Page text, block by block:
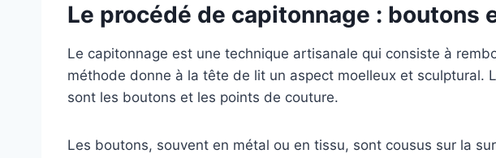
Le procédé de capitonnage : boutons
Le capitonnage est une technique artisanale qui consiste à
méthode donne à la tête de lit un aspect moelleux et
sont les boutons et les points de couture.
Les boutons, souvent en métal ou en tissu, sont cousus sur la